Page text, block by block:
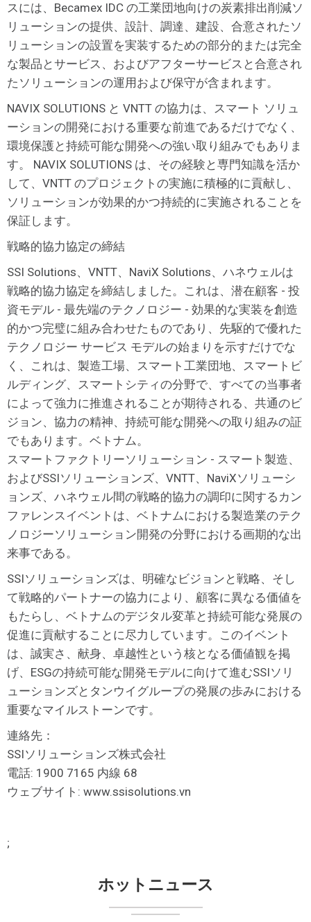
スには、Becamex IDC の工業団地向けの炭素排出削減ソ
リューションの提供、設計、調達、建設、合意されたソ
リューションの設置を実装するための部分的または完全
な製品とサービス、およびアフターサービスと合意され
たソリューションの運用および保守が含まれます。
NAVIX SOLUTIONS と VNTT の協力は、スマート ソリュ
ーションの開発における重要な前進であるだけでなく、
環境保護と持続可能な開発への強い取り組みでもありま
す。 NAVIX SOLUTIONS は、その経験と専門知識を活か
して、VNTT のプロジェクトの実施に積極的に貢献し、
ソリューションが効果的かつ持続的に実施されることを
保証します。
戦略的協力協定の締結
SSI Solutions、VNTT、NaviX Solutions、ハネウェルは
戦略的協力協定を締結しました。これは、潜在顧客 - 投
資モデル - 最先端のテクノロジー - 効果的な実装を創造
的かつ完璧に組み合わせたものであり、先駆的で優れた
テクノロジー サービス モデルの始まりを示すだけでな
く、これは、製造工場、スマート工業団地、スマートビ
ルディング、スマートシティの分野で、すべての当事者
によって強力に推進されることが期待される、共通のビ
ジョン、協力の精神、持続可能な開発への取り組みの証
でもあります。ベトナム。
スマートファクトリーソリューション - スマート製造、
およびSSIソリューションズ、VNTT、NaviXソリューシ
ョンズ、ハネウェル間の戦略的協力の調印に関するカン
ファレンスイベントは、ベトナムにおける製造業のテク
ノロジーソリューション開発の分野における画期的な出
来事である。
SSIソリューションズは、明確なビジョンと戦略、そし
て戦略的パートナーの協力により、顧客に異なる価値を
もたらし、ベトナムのデジタル変革と持続可能な発展の
促進に貢献することに尽力しています。このイベント
は、誠実さ、献身、卓越性という核となる価値観を掲
げ、ESGの持続可能な開発モデルに向けて進むSSIソリ
ューションズとタンウイグループの発展の歩みにおける
重要なマイルストーンです。
連絡先：
SSIソリューションズ株式会社
電話: 1900 7165 内線 68
ウェブサイト: www.ssisolutions.vn
;
ホットニュース